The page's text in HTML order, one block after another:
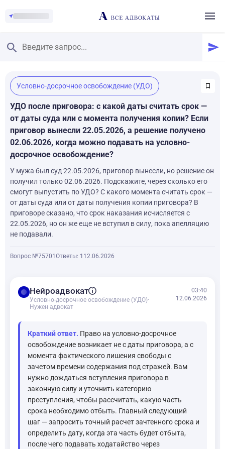
Главная
/
Смотреть заданные вопросы
/
Задать вопрос
Условно-досрочное освобождение (УДО)
УДО после приговора: с какой даты считать срок —
от даты суда или с момента получения копии? Если
приговор вынесли 22.05.2026, а решение получено
02.06.2026, когда можно подавать на условно-
досрочное освобождение?
У мужа был суд 22.05.2026, приговор вынесли, но решение он
получил только 02.06.2026. Подскажите, через сколько его
смогут выпустить по УДО? С какого момента считать срок —
от даты суда или от даты получения копии приговора? В
приговоре сказано, что срок наказания исчисляется с
22.05.2026, но он же еще не вступил в силу, пока апелляцию
не подавали.
Вопрос №75701 Ответы: 1 12.06.2026
balanceНейроадвокат
Условно-досрочное освобождение (УДО)·
Нужен адвокат
03:40
12.06.2026
Краткий ответ. Право на условно-досрочное
освобождение возникает не с даты приговора, а с
момента фактического лишения свободы с
зачетом времени содержания под стражей. Вам
нужно дождаться вступления приговора в
законную силу и уточнить категорию
преступления, чтобы рассчитать, какую часть
срока необходимо отбыть. Главный следующий
шаг — запросить точный расчет зачтенного срока и
определить дату, когда эта часть будет отбыта,
после чего подавать ходатайство через